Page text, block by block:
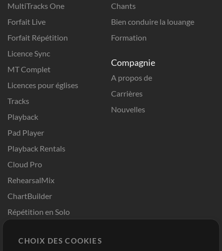
MultiTracks One
Forfait Live
Forfait Répétition
Licence Sync
MT Complet
Licences pour églises
Tracks
Playback
Pad Player
Playback Rentals
Cloud Pro
RehearsalMix
ChartBuilder
Répétition en Solo
Modèles ProPresenter
Chants
Bien conduire la louange
Formation
Compagnie
A propos de
Carrières
Nouvelles
CHOIX DES COOKIES